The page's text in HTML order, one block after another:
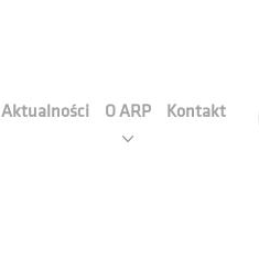
Aktualności O ARP Kontakt